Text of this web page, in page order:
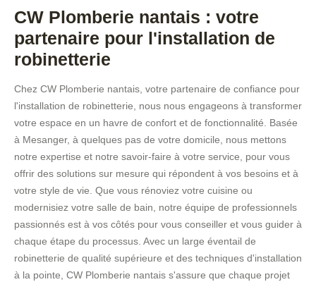
CW Plomberie nantais : votre
partenaire pour l'installation de
robinetterie
Chez CW Plomberie nantais, votre partenaire de confiance pour
l'installation de robinetterie, nous nous engageons à transformer
votre espace en un havre de confort et de fonctionnalité. Basée
à Mesanger, à quelques pas de votre domicile, nous mettons
notre expertise et notre savoir-faire à votre service, pour vous
offrir des solutions sur mesure qui répondent à vos besoins et à
votre style de vie. Que vous rénoviez votre cuisine ou
modernisiez votre salle de bain, notre équipe de professionnels
passionnés est à vos côtés pour vous conseiller et vous guider à
chaque étape du processus. Avec un large éventail de
robinetterie de qualité supérieure et des techniques d'installation
à la pointe, CW Plomberie nantais s'assure que chaque projet